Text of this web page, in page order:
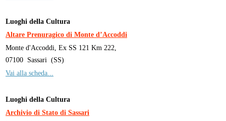
Luoghi della Cultura
Altare Prenuragico di Monte d’Accoddi
Monte d'Accoddi, Ex SS 121 Km 222,
07100 Sassari (SS)
Vai alla scheda...
Luoghi della Cultura
Archivio di Stato di Sassari